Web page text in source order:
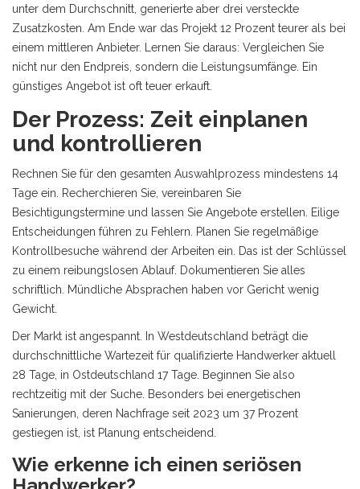
unter dem Durchschnitt, generierte aber drei versteckte
Zusatzkosten. Am Ende war das Projekt 12 Prozent teurer als bei
einem mittleren Anbieter. Lernen Sie daraus: Vergleichen Sie
nicht nur den Endpreis, sondern die Leistungsumfänge. Ein
günstiges Angebot ist oft teuer erkauft.
Der Prozess: Zeit einplanen
und kontrollieren
Rechnen Sie für den gesamten Auswahlprozess mindestens 14
Tage ein. Recherchieren Sie, vereinbaren Sie
Besichtigungstermine und lassen Sie Angebote erstellen. Eilige
Entscheidungen führen zu Fehlern. Planen Sie regelmäßige
Kontrollbesuche während der Arbeiten ein. Das ist der Schlüssel
zu einem reibungslosen Ablauf. Dokumentieren Sie alles
schriftlich. Mündliche Absprachen haben vor Gericht wenig
Gewicht.
Der Markt ist angespannt. In Westdeutschland beträgt die
durchschnittliche Wartezeit für qualifizierte Handwerker aktuell
28 Tage, in Ostdeutschland 17 Tage. Beginnen Sie also
rechtzeitig mit der Suche. Besonders bei energetischen
Sanierungen, deren Nachfrage seit 2023 um 37 Prozent
gestiegen ist, ist Planung entscheidend.
Wie erkenne ich einen seriösen